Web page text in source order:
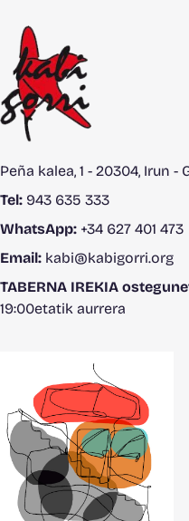
Peña kalea, 1 - 20304, Irun -
Tel: 943 635 333
WhatsApp: +34 627 401 473
Email: kabi@kabigorri.org
TABERNA IREKIA
19:00etatik aurrera